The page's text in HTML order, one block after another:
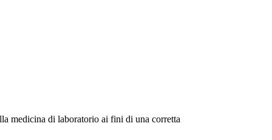
medicina di laboratorio ai fini di una corretta